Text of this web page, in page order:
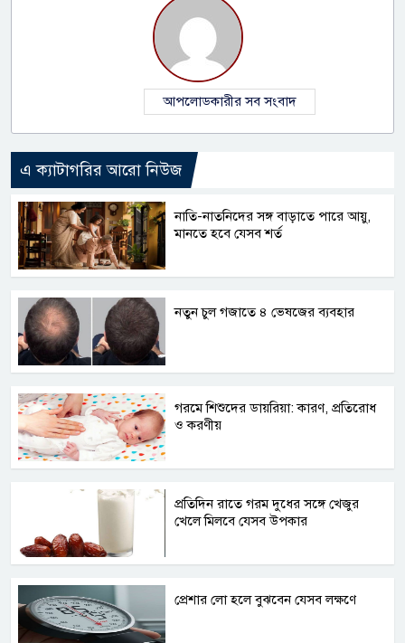
আপলোডকারীর সব সংবাদ
এ ক্যাটাগরির আরো নিউজ
নাতি-নাতনিদের সঙ্গ বাড়াতে পারে আয়ু,
মানতে হবে যেসব শর্ত
নতুন চুল গজাতে ৪ ভেষজের ব্যবহার
গরমে শিশুদের ডায়রিয়া: কারণ, প্রতিরোধ
ও করণীয়
প্রতিদিন রাতে গরম দুধের সঙ্গে খেজুর
খেলে মিলবে যেসব উপকার
প্রেশার লো হলে বুঝবেন যেসব লক্ষণে